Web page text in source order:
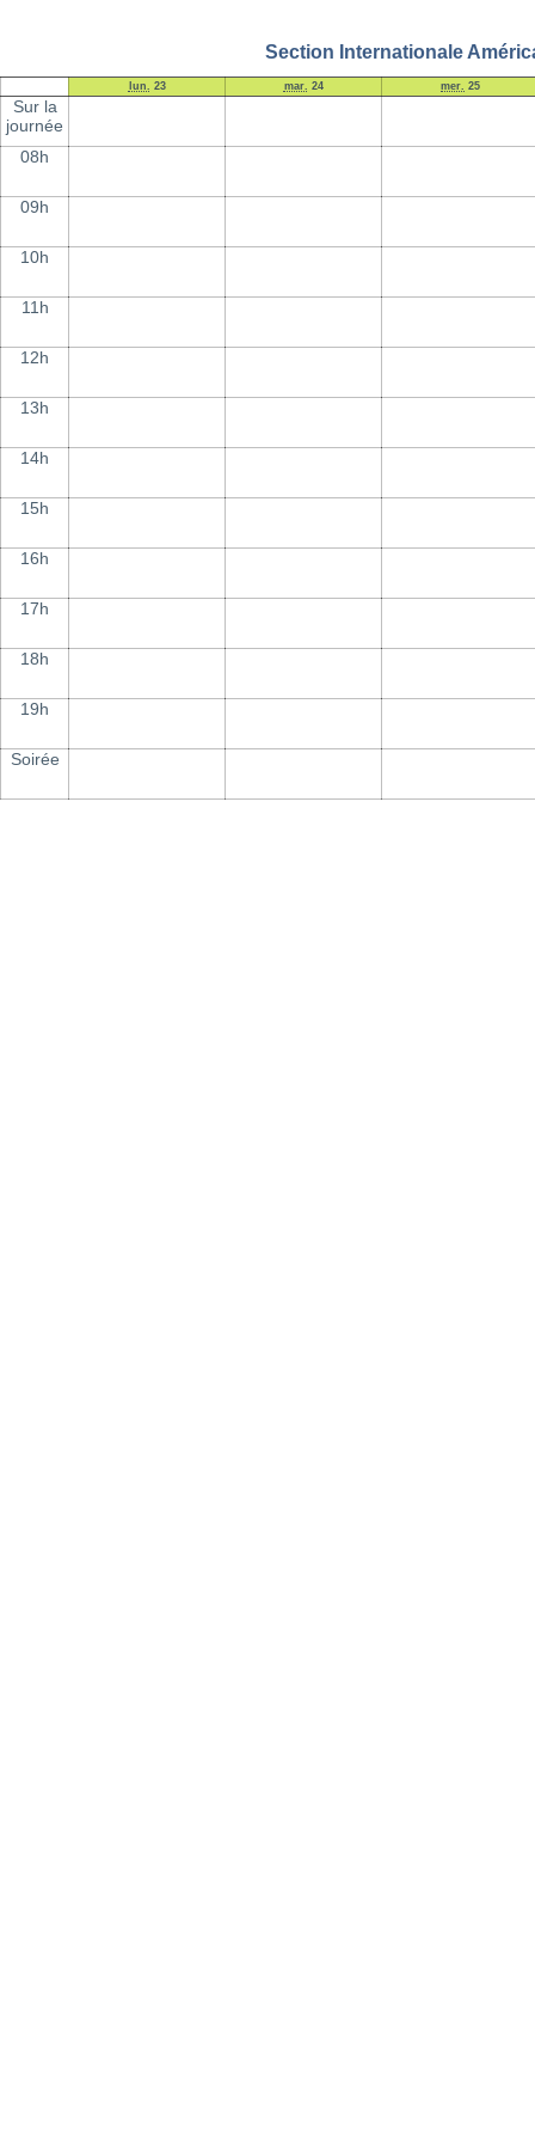
Section Internationale
lun. 23 mar. 24 mer. 25
Sur la
journée
08h
09h
10h
11h
12h
13h
14h
15h
16h
17h
18h
19h
Soirée